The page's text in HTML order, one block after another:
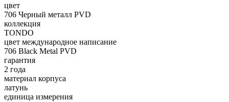
цвет
706 Черный металл PVD
коллекция
TONDO
цвет международное написание
706 Black Metal PVD
гарантия
2 года
материал корпуса
латунь
единица измерения